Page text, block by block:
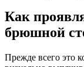
Как
брюшной
Прежде всего это